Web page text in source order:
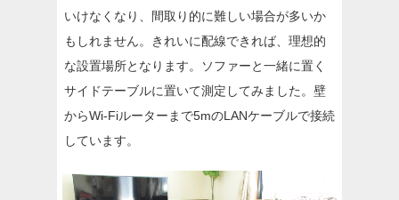
いけなくなり、間取り的に難しい場合が多いか
もしれません。きれいに配線できれば、理想的
な設置場所となります。ソファーと一緒に置く
サイドテーブルに置いて測定してみました。壁
からWi-Fiルーターまで5mのLANケーブルで接続
しています。